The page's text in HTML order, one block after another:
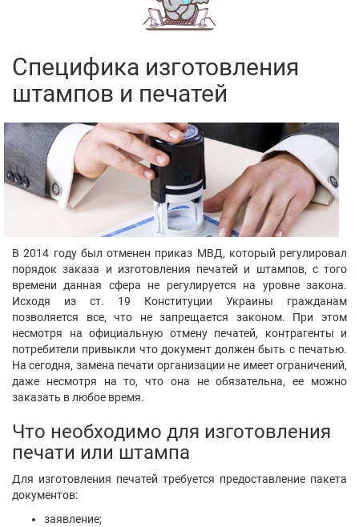
Специфика изготовления
штампов и печатей
В 2014 году был отменен приказ МВД, который регулировал
порядок заказа и изготовления печатей и штампов, с того
времени данная сфера не регулируется на уровне закона.
Исходя из ст. 19 Конституции Украины гражданам
позволяется все, что не запрещается законом. При этом
несмотря на официальную отмену печатей, контрагенты и
потребители привыкли что документ должен быть с печатью.
На сегодня, замена печати организации не имеет ограничений,
даже несмотря на то, что она не обязательна, ее можно
заказать в любое время.
Что необходимо для изготовления
печати или штампа
Для изготовления печатей требуется предоставление пакета
документов:
заявление;